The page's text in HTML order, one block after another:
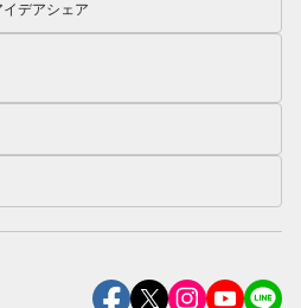
デアシェア